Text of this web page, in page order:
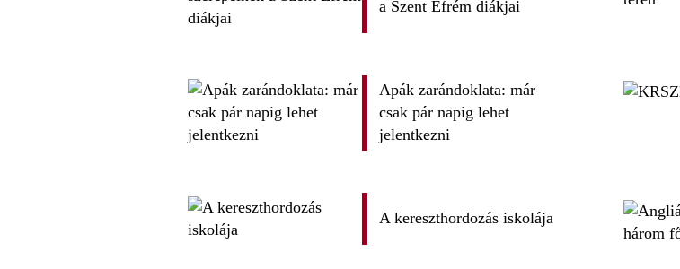
a Szent Efrém diákjai
Apák zarándoklata: már
csak pár napig lehet
jelentkezni
A kereszthordozás iskolája